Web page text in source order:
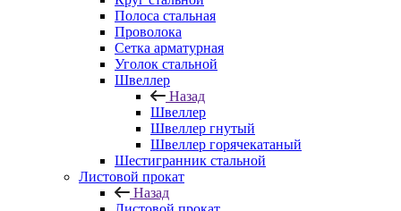
Полоса стальная
Проволока
Сетка арматурная
Уголок стальной
Швеллер
Назад
Швеллер
Швеллер гнутый
Швеллер горячекатаный
Шестигранник стальной
Листовой прокат
Назад